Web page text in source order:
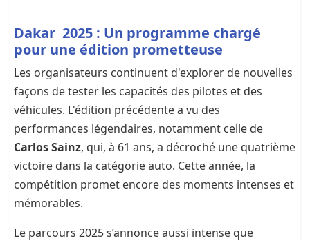
Dakar 2025 : Un programme chargé
pour une édition prometteuse
Les organisateurs continuent d'explorer de nouvelles
façons de tester les capacités des pilotes et des
véhicules. L'édition précédente a vu des
performances légendaires, notamment celle de
Carlos Sainz, qui, à 61 ans, a décroché une quatrième
victoire dans la catégorie auto. Cette année, la
compétition promet encore des moments intenses et
mémorables.
Le parcours 2025 s’annonce aussi intense que